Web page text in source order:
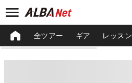
全ツアー ギア レッスン